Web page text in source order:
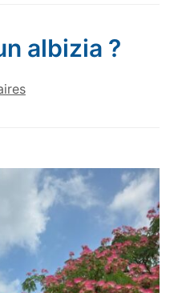
albizia ?
sur
un
albizia